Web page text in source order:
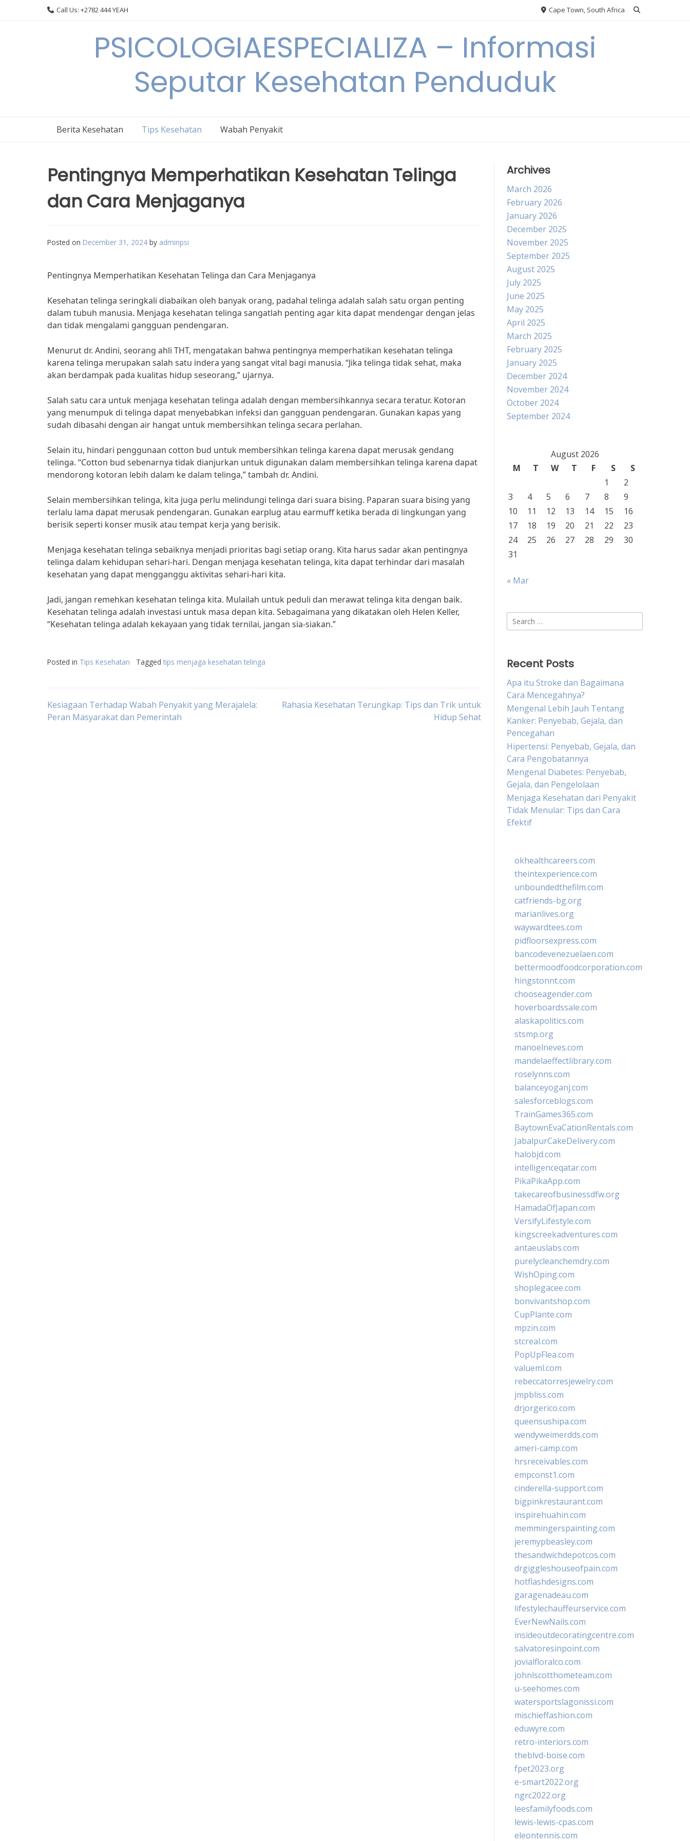
Call Us: +2782 444 YEAH Cape Town, South Africa
PSICOLOGIAESPECIALIZA – Informasi
Seputar Kesehatan Penduduk
Berita Kesehatan Tips Kesehatan Wabah Penyakit
Pentingnya Memperhatikan Kesehatan Telinga
dan Cara Menjaganya
Posted on December 31, 2024 by adminpsi
Pentingnya Memperhatikan Kesehatan Telinga dan Cara Menjaganya
Kesehatan telinga seringkali diabaikan oleh banyak orang, padahal telinga adalah salah satu organ penting
dalam tubuh manusia. Menjaga kesehatan telinga sangatlah penting agar kita dapat mendengar dengan jelas
dan tidak mengalami gangguan pendengaran.
Menurut dr. Andini, seorang ahli THT, mengatakan bahwa pentingnya memperhatikan kesehatan telinga
karena telinga merupakan salah satu indera yang sangat vital bagi manusia. “Jika telinga tidak sehat, maka
akan berdampak pada kualitas hidup seseorang,” ujarnya.
Salah satu cara untuk menjaga kesehatan telinga adalah dengan membersihkannya secara teratur. Kotoran
yang menumpuk di telinga dapat menyebabkan infeksi dan gangguan pendengaran. Gunakan kapas yang
sudah dibasahi dengan air hangat untuk membersihkan telinga secara perlahan.
Selain itu, hindari penggunaan cotton bud untuk membersihkan telinga karena dapat merusak gendang
telinga. “Cotton bud sebenarnya tidak dianjurkan untuk digunakan dalam membersihkan telinga karena dapat
mendorong kotoran lebih dalam ke dalam telinga,” tambah dr. Andini.
Selain membersihkan telinga, kita juga perlu melindungi telinga dari suara bising. Paparan suara bising yang
terlalu lama dapat merusak pendengaran. Gunakan earplug atau earmuff ketika berada di lingkungan yang
berisik seperti konser musik atau tempat kerja yang berisik.
Menjaga kesehatan telinga sebaiknya menjadi prioritas bagi setiap orang. Kita harus sadar akan pentingnya
telinga dalam kehidupan sehari-hari. Dengan menjaga kesehatan telinga, kita dapat terhindar dari masalah
kesehatan yang dapat mengganggu aktivitas sehari-hari kita.
Jadi, jangan remehkan kesehatan telinga kita. Mulailah untuk peduli dan merawat telinga kita dengan baik.
Kesehatan telinga adalah investasi untuk masa depan kita. Sebagaimana yang dikatakan oleh Helen Keller,
“Kesehatan telinga adalah kekayaan yang tidak ternilai, jangan sia-siakan.”
Posted in Tips Kesehatan Tagged tips menjaga kesehatan telinga
Post
Kesiagaan Terhadap Wabah Penyakit yang Merajalela:
Peran Masyarakat dan Pemerintah
Rahasia Kesehatan Terungkap: Tips dan Trik untuk
Hidup Sehat
Archives
March 2026
February 2026
January 2026
December 2025
November 2025
September 2025
August 2025
July 2025
June 2025
May 2025
April 2025
March 2025
February 2025
January 2025
December 2024
November 2024
October 2024
September 2024
August 2026
M
T W T F S
S
1
2
3
4 5 6 7 8
9
10
11 12 13 14 15
16
17
18 19 20 21 22
23
24
25 26 27 28 29
30
31
« Mar
Search
for:
Recent Posts
Apa itu Stroke dan Bagaimana
Cara Mencegahnya?
Mengenal Lebih Jauh Tentang
Kanker: Penyebab, Gejala, dan
Pencegahan
Hipertensi: Penyebab, Gejala, dan
Cara Pengobatannya
Mengenal Diabetes: Penyebab,
Gejala, dan Pengelolaan
Menjaga Kesehatan dari Penyakit
Tidak Menular: Tips dan Cara
Efektif
okhealthcareers.com
theintexperience.com
unboundedthefilm.com
catfriends-bg.org
marianlives.org
waywardtees.com
pidfloorsexpress.com
bancodevenezuelaen.com
bettermoodfoodcorporation.com
hingstonnt.com
chooseagender.com
hoverboardssale.com
alaskapolitics.com
stsmp.org
manoelneves.com
mandelaeffectlibrary.com
roselynns.com
balanceyoganj.com
salesforceblogs.com
TrainGames365.com
BaytownEvaCationRentals.com
JabalpurCakeDelivery.com
halobjd.com
intelligenceqatar.com
PikaPikaApp.com
takecareofbusinessdfw.org
HamadaOfJapan.com
VersifyLifestyle.com
kingscreekadventures.com
antaeuslabs.com
purelycleanchemdry.com
WishOping.com
shoplegacee.com
bonvivantshop.com
CupPlante.com
mpzin.com
stcreal.com
PopUpFlea.com
valueml.com
rebeccatorresjewelry.com
jmpbliss.com
drjorgerico.com
queensushipa.com
wendyweimerdds.com
ameri-camp.com
hrsreceivables.com
empconst1.com
cinderella-support.com
bigpinkrestaurant.com
inspirehuahin.com
memmingerspainting.com
jeremypbeasley.com
thesandwichdepotcos.com
drgiggleshouseofpain.com
hotflashdesigns.com
garagenadeau.com
lifestylechauffeurservice.com
EverNewNails.com
insideoutdecoratingcentre.com
salvatoresinpoint.com
jovialfloralco.com
johnlscotthometeam.com
u-seehomes.com
watersportslagonissi.com
mischieffashion.com
eduwyre.com
retro-interiors.com
theblvd-boise.com
fpet2023.org
e-smart2022.org
ngrc2022.org
leesfamilyfoods.com
lewis-lewis-cpas.com
eleontennis.com